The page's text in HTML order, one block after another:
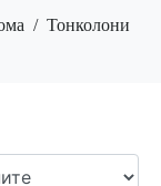
Тонколони